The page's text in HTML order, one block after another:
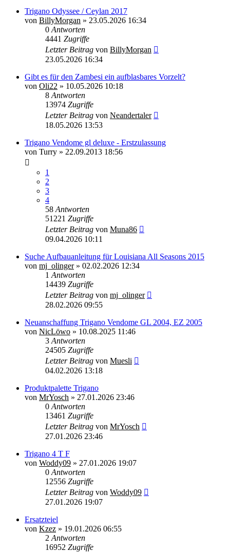
Trigano Odyssee / Ceylan 2017
von BillyMorgan » 23.05.2026 16:34
0 Antworten
4441 Zugriffe
Letzter Beitrag von BillyMorgan
23.05.2026 16:34
Gibt es für den Zambesi ein aufblasbares Vorzelt?
von Oli22 » 10.05.2026 10:18
8 Antworten
13974 Zugriffe
Letzter Beitrag von Neandertaler
18.05.2026 13:53
Trigano Vendome gl deluxe - Erstzulassung
von Turry » 22.09.2013 18:56
1
2
3
4
58 Antworten
51221 Zugriffe
Letzter Beitrag von Muna86
09.04.2026 10:11
Suche Aufbauanleitung für Louisiana All Seasons 2015
von mj_olinger» 02.02.2026 12:34
1 Antworten
14439 Zugriffe
Letzter Beitrag von mj_olinger
28.02.2026 09:55
Neuanschaffung Trigano Vendome GL 2004, EZ 2005
von NicLöwo » 10.08.2025 11:46
3 Antworten
24505 Zugriffe
Letzter Beitrag von Muesli
04.02.2026 13:18
Produktpalette Trigano
von MrYosch » 27.01.2026 23:46
0 Antworten
13461 Zugriffe
Letzter Beitrag von MrYosch
27.01.2026 23:46
Trigano 4 T F
von Woddy09 » 27.01.2026 19:07
0 Antworten
12556 Zugriffe
Letzter Beitrag von Woddy09
27.01.2026 19:07
Ersatzteiel
von Kzez » 19.01.2026 06:55
2 Antworten
16952 Zugriffe